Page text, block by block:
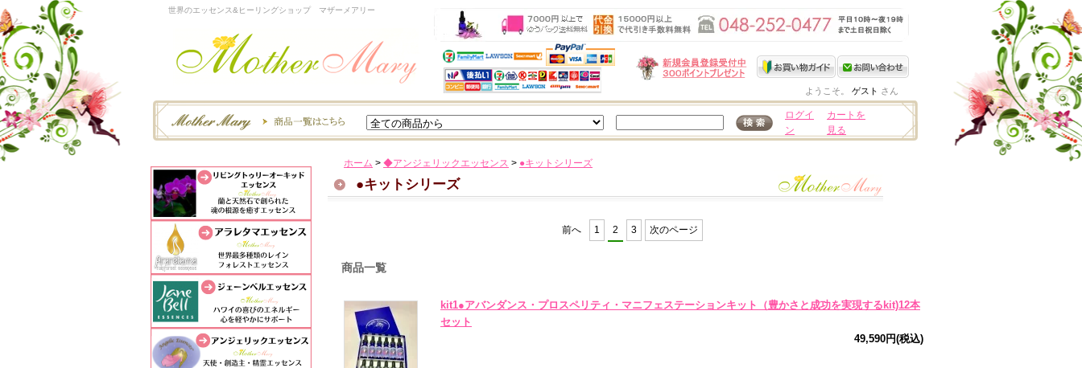
世界のエッセンス&ヒーリングショップ マザーメアリー
ようこそ。 ゲスト さん
ログイ
ン
カートを
見る
ホーム > ◆アンジェリックエッセンス > ●キットシリーズ
●キットシリーズ
前へ 1 2 3 次のページ
商品一覧
kit1●アバンダンス・プロスペリティ・マニフェステーションキット（豊かさと成功を実現するkit)12本
セット
49,590円(税込)